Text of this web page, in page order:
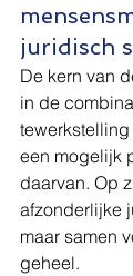
juridisch
De kern van
in de
een mogelijk
daarvan. Op
afzonderlijke
maar samen
geheel.